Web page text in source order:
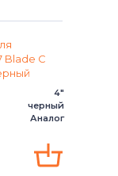
Blade C
4"
черный
Аналог